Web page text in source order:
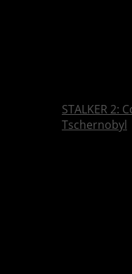
STALKER 2:
Tschernobyl